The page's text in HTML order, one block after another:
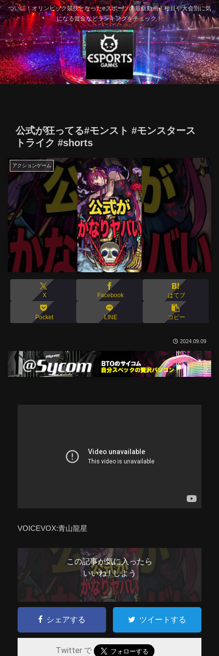
ついに！オリンピック競技となったeスポーツの最新動画！種目や大会別に気
になる賞金などランキングをチェック！
公式が狂ってる#モンスト #モンスタース
トライク #shorts
アクションゲーム
X Facebook はてブ
Pocket LINE コピー
2024.09.09
VOICEVOX:青山龍星
この記事が気に入ったら
いいね ! しよう
シェアする ツイートする
Twitter で